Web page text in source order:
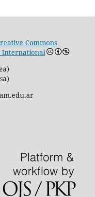
Commons
International